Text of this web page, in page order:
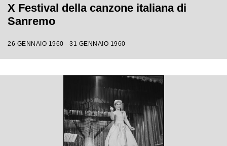
X Festival della canzone italiana di
Sanremo
26 GENNAIO 1960 - 31 GENNAIO 1960